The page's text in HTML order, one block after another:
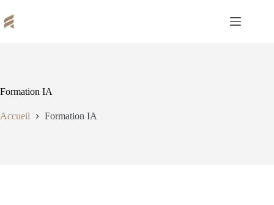
au
contenu
Formation IA
Accueil Formation IA